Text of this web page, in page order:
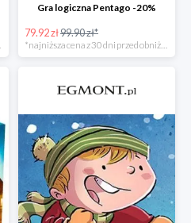
Gra logiczna Pentago -20%
79.92 zł99.90 zł*